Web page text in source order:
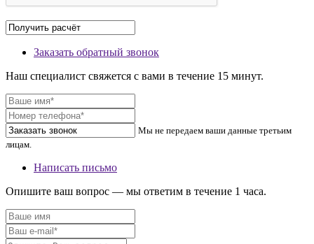
Заказать обратный звонок
Наш специалист свяжется с вами в течение 15 минут.
Мы не передаем ваши данные третьим
лицам.
Написать письмо
Опишите ваш вопрос — мы ответим в течение 1 часа.